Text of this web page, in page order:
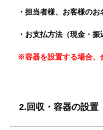
・担当者様、お客様のお
・お支払方法（現金・振
※容器を設置する場合、
2.回収・容器の設置